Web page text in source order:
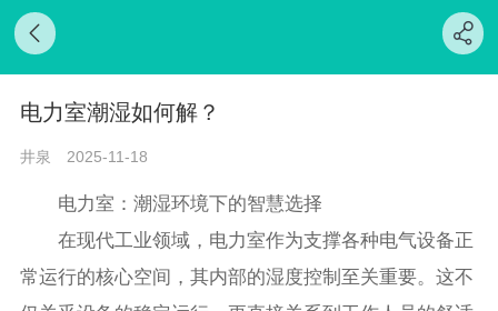
电力室潮湿如何解？
井泉 2025-11-18
电力室：潮湿环境下的智慧选择
在现代工业领域，电力室作为支撑各种电气设备正
常运行的核心空间，其内部的湿度控制至关重要。这不